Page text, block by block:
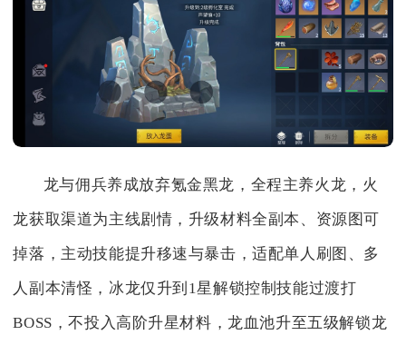
龙与佣兵养成放弃氪金黑龙，全程主养火龙，火
龙获取渠道为主线剧情，升级材料全副本、资源图可
掉落，主动技能提升移速与暴击，适配单人刷图、多
人副本清怪，冰龙仅升到1星解锁控制技能过渡打
BOSS，不投入高阶升星材料，龙血池升至五级解锁龙